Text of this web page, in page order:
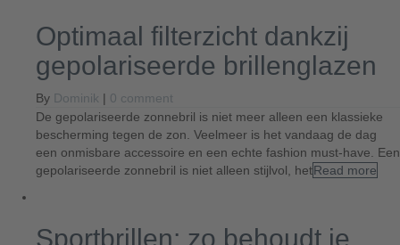
Optimaal filterzicht dankzij
gepolariseerde brillenglazen
By Dominik | 0 comment
De gepolariseerde zonnebril is niet meer alleen een klassieke
bescherming tegen de zon. Veelmeer is het vandaag de dag
een onmisbare accessoire en een echte fashion must-have. Een
gepolariseerde zonnebril is niet alleen stijlvol, hetRead more
Sportbrillen: zo behoudt je